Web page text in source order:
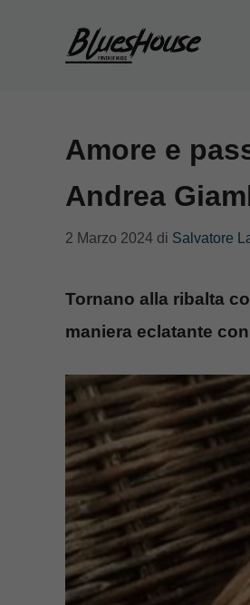
Amore e
Andrea
2 Marzo 2024 di Salvatore
Tornano alla ribalta
maniera eclatante